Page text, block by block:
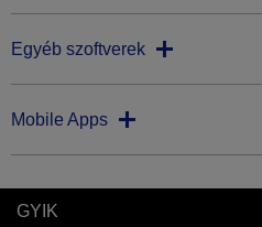
Egyéb szoftverek
Mobile Apps
GYIK